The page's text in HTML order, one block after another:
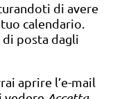
di avere
calendario.
di posta dagli
aprire l’e-mail